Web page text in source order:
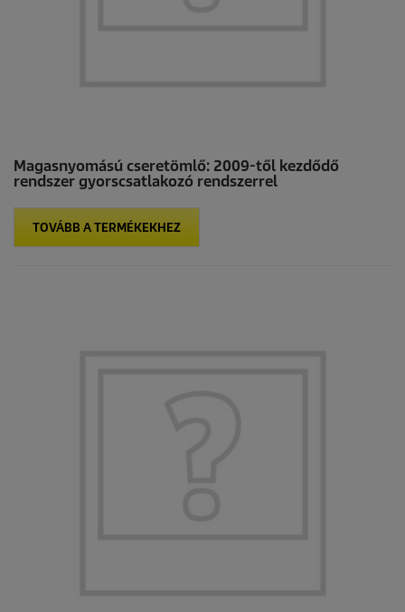
Magasnyomású cseretömlő: 2009-től kezdődő
rendszer gyorscsatlakozó rendszerrel
TOVÁBB A TERMÉKEKHEZ